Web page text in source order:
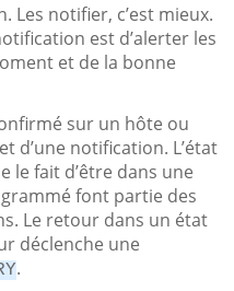
Les notifier, c’est mieux.
est d’alerter les
et de la bonne
sur un hôte ou
d’une notification. L’état
le fait d’être dans une
font partie des
Le retour dans un état
déclenche une
.